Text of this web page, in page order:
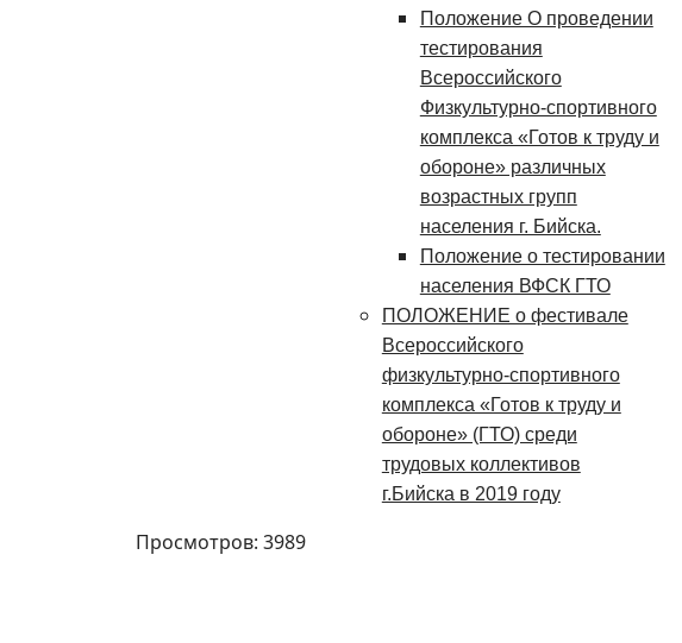
Положение О проведении
тестирования
Всероссийского
Физкультурно-спортивного
комплекса «Готов к труду и
обороне» различных
возрастных групп
населения г. Бийска.
Положение о тестировании
населения ВФСК ГТО
ПОЛОЖЕНИЕ о фестивале
Всероссийского
физкультурно-спортивного
комплекса «Готов к труду и
обороне» (ГТО) среди
трудовых коллективов
г.Бийска в 2019 году
Просмотров: 3989